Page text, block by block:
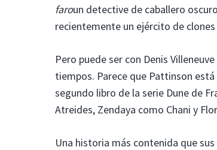
faroun detective de caballero
recientemente un ejército de
Pero puede ser con Denis
tiempos. Parece que Pattinson
segundo libro de la serie Dune de
Atreides, Zendaya como Chani y
Una historia más contenida que